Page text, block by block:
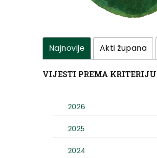
Najnovije Akti župana
VIJESTI PREMA KRITERIJU
2026
2025
2024